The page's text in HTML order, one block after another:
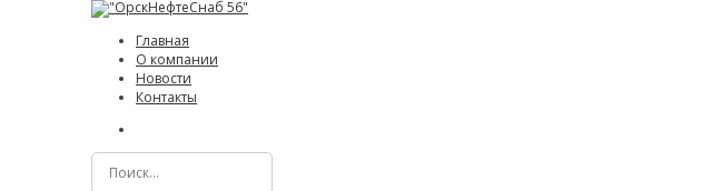
Главная
О компании
Новости
Контакты